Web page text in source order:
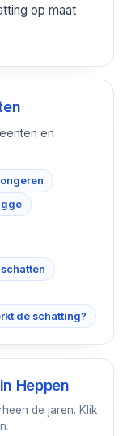
op maat
en
de schatting?
Heppen
de jaren. Klik